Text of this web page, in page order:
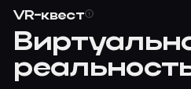
VR-квест